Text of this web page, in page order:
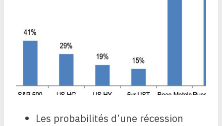
Les probabilités d’une récession